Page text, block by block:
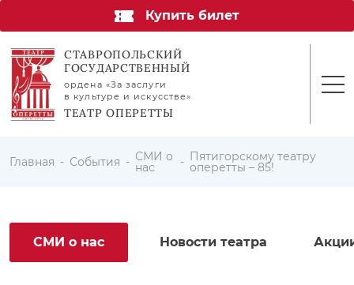
Купить билет
СТАВРОПОЛЬСКИЙ
ГОСУДАРСТВЕННЫЙ
ордена «За заслуги
в культуре и искусстве»
ТЕАТР ОПЕРЕТТЫ
Главная События СМИ о
нас
Пятигорскому театру
оперетты – 85!
Новости театра
СМИ о нас